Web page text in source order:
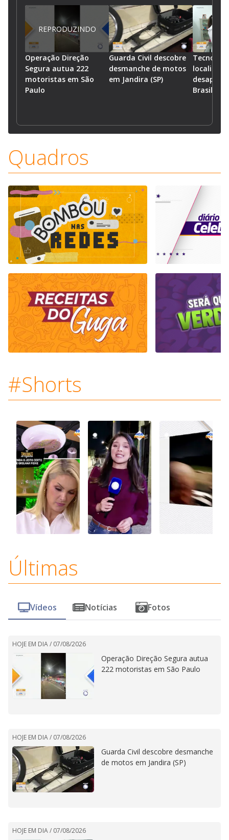
REPRODUZINDO
Operação Direção
Segura autua 222
motoristas em São
Paulo
Guarda Civil descobre
desmanche de motos
em Jandira (SP)
localizar
Brasil
Quadros
#Shorts
Últimas
Vídeos Notícias Fotos
HOJE EM DIA / 07/08/2026
Operação Direção Segura autua
222 motoristas em São Paulo
HOJE EM DIA / 07/08/2026
Guarda Civil descobre desmanche
de motos em Jandira (SP)
HOJE EM DIA / 07/08/2026